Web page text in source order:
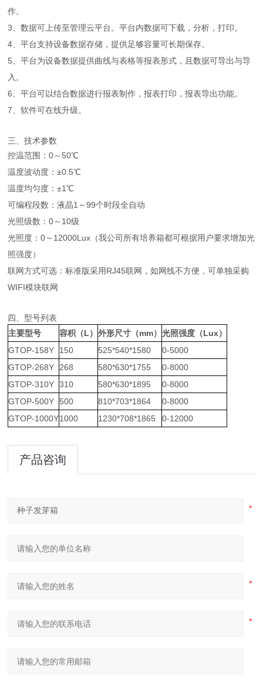
作。
3、数据可上传至管理云平台。平台内数据可下载，分析，打印。
4、平台支持设备数据存储，提供足够容量可长期保存。
5、平台为设备数据提供曲线与表格等报表形式，且数据可导出与导
入。
6、平台可以结合数据进行报表制作，报表打印，报表导出功能。
7、软件可在线升级。
三、技术参数
控温范围：0～50℃
温度波动度：±0.5℃
温度均匀度：±1℃
可编程段数：液晶1～99个时段全自动
光照级数：0～10级
光照度：0～12000Lux（我公司所有培养箱都可根据用户要求增加光
照强度）
联网方式可选：标准版采用RJ45联网，如网线不方便，可单独采购
WIFI模块联网
四、型号列表
主要型号
容积（L） 外形尺寸（mm） 光照强度（Lux）
GTOP-158Y
150 525*540*1580
0-5000
GTOP-268Y
268 580*630*1755
0-8000
GTOP-310Y 310 580*630*1895
0-8000
GTOP-500Y 500 810*703*1864
0-8000
GTOP-1000Y1000 1230*708*1865 0-12000
产品咨询